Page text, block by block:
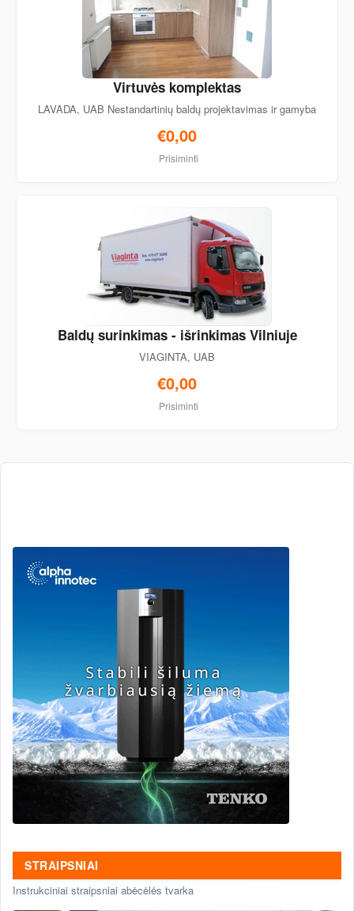
Virtuvės komplektas
LAVADA, UAB Nestandartinių baldų projektavimas ir gamyba
€0,00
Prisiminti
Baldų surinkimas - išrinkimas Vilniuje
VIAGINTA, UAB
€0,00
Prisiminti
STRAIPSNIAI
Instrukciniai straipsniai abėcėlės tvarka